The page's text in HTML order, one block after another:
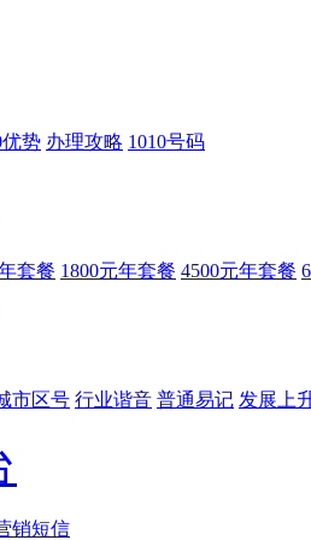
优势 办理攻略 1010号码
套餐 1800元年套餐 4500元年套餐
市区号 行业谐音 普通易记 发展上
销短信